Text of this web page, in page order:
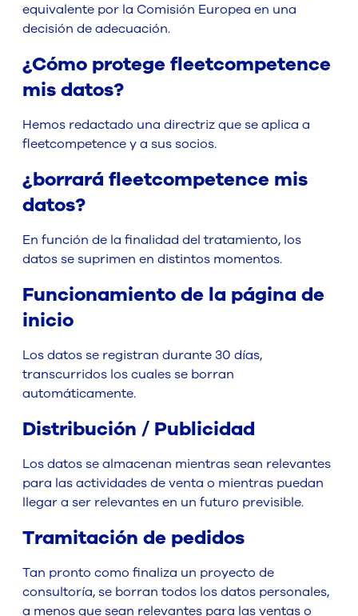
equivalente por la Comisión Europea en una
decisión de adecuación.
¿Cómo protege fleetcompetence
mis datos?
Hemos redactado una directriz que se aplica a
fleetcompetence y a sus socios.
¿borrará fleetcompetence mis
datos?
En función de la finalidad del tratamiento, los
datos se suprimen en distintos momentos.
Funcionamiento de la página de
inicio
Los datos se registran durante 30 días,
transcurridos los cuales se borran
automáticamente.
Distribución / Publicidad
Los datos se almacenan mientras sean relevantes
para las actividades de venta o mientras puedan
llegar a ser relevantes en un futuro previsible.
Tramitación de pedidos
Tan pronto como finaliza un proyecto de
consultoría, se borran todos los datos personales,
a menos que sean relevantes para las ventas o